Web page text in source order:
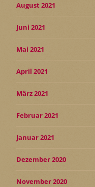
August 2021
Juni 2021
Mai 2021
April 2021
März 2021
Februar 2021
Januar 2021
Dezember 2020
November 2020